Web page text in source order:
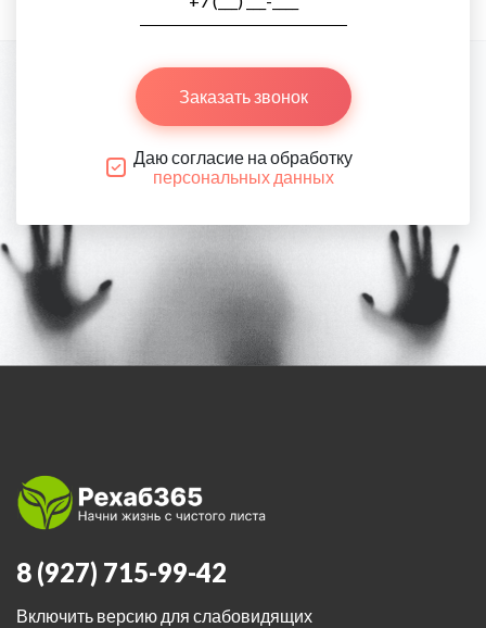
Заказать звонок
Даю согласие на обработку
персональных данных
8 (927) 715-99-42
Включить версию для слабовидящих